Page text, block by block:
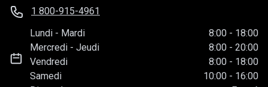
1 800-915-4961
Lundi - Mardi 8:00 - 18:00
Mercredi -Jeudi 8:00 - 20:00
Vendredi
8:00 - 18:00
Samedi
10:00 - 16:00